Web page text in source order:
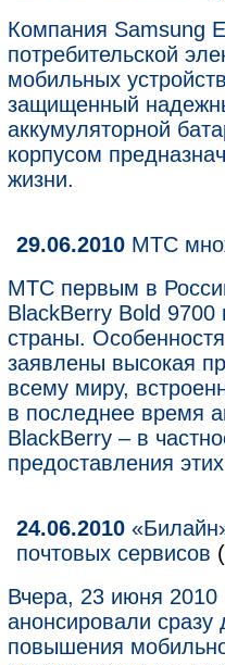
Компания Samsung
потребительской
мобильных
защищенный
аккумуляторной
корпусом
жизни.
29.06.2010 МТС
МТС первым в
BlackBerry Bold 9700
страны.
заявлены высокая
всему миру,
в последнее время
BlackBerry – в
предоставления
24.06.2010
почтовых сервисов
Вчера, 23 июня
анонсировали
повышения